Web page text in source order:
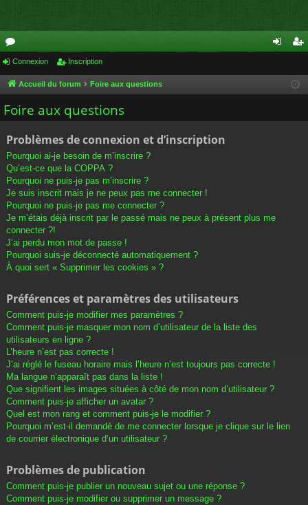
or
u
m
cri
Connexion Inscription
Accueil du forum Foire aux questions
Foire aux questions
Problèmes de connexion et d’inscription
Pourquoi ai-je besoin de m’inscrire ?
Qu’est-ce que la COPPA ?
Pourquoi ne puis-je pas m’inscrire ?
Je suis inscrit mais je ne peux pas me connecter !
Pourquoi ne puis-je pas me connecter ?
Je m’étais déjà inscrit par le passé mais ne peux à présent plus me
connecter ?!
J’ai perdu mon mot de passe !
Pourquoi suis-je déconnecté automatiquement ?
À quoi sert « Supprimer les cookies » ?
Préférences et paramètres des utilisateurs
Comment puis-je modifier mes paramètres ?
Comment puis-je masquer mon nom d’utilisateur de la liste des
utilisateurs en ligne ?
L’heure n’est pas correcte !
J’ai réglé le fuseau horaire mais l’heure n’est toujours pas correcte !
Ma langue n’apparaît pas dans la liste !
Que signifient les images situées à côté de mon nom d’utilisateur ?
Comment puis-je afficher un avatar ?
Quel est mon rang et comment puis-je le modifier ?
Pourquoi m’est-il demandé de me connecter lorsque je clique sur le lien
de courrier électronique d’un utilisateur ?
Problèmes de publication
Comment puis-je publier un nouveau sujet ou une réponse ?
Comment puis-je modifier ou supprimer un message ?